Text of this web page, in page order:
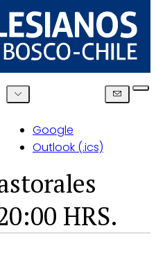
Google
Outlook (.ics)
HRS.